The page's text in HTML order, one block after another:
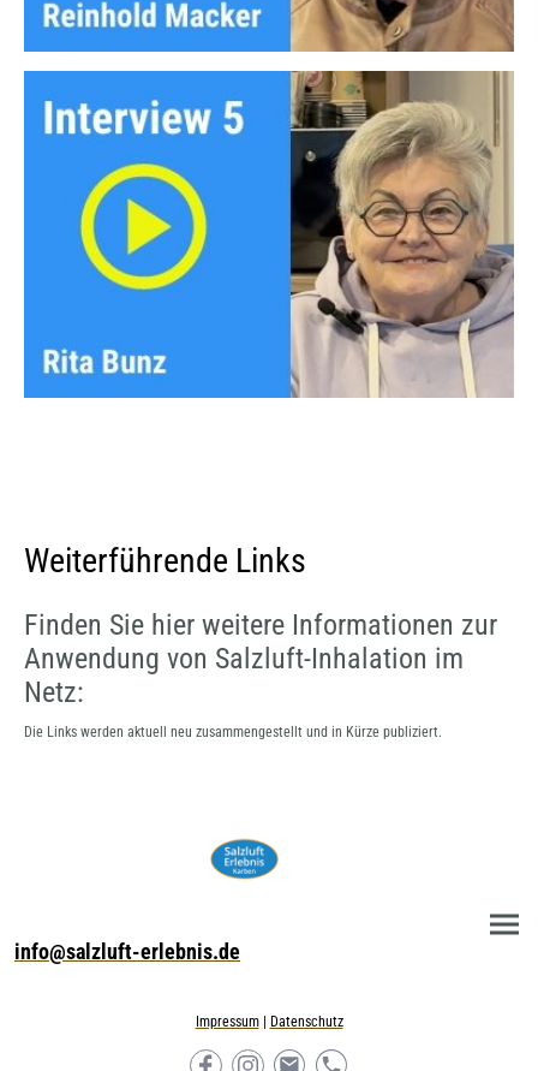
Weiterführende Links
Finden Sie hier weitere Informationen zur
Anwendung von Salzluft-Inhalation im
Netz:
Die Links werden aktuell neu zusammengestellt und in Kürze publiziert.
info@salzluft-erlebnis.de
Impressum| Datenschutz